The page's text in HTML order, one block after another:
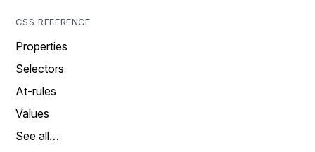
CSS REFERENCE
Properties
Selectors
At-rules
Values
See all…